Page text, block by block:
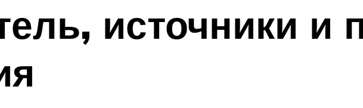
источники и